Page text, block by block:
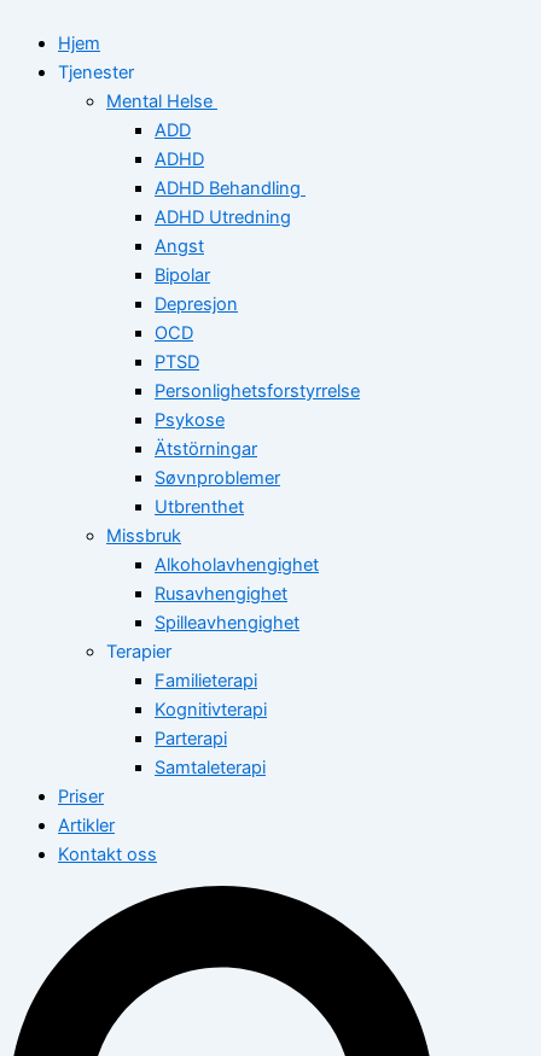
Hjem
Tjenester
Mental Helse
ADD
ADHD
ADHD Behandling
ADHD Utredning
Angst
Bipolar
Depresjon
OCD
PTSD
Personlighetsforstyrrelse
Psykose
Ätstörningar
Søvnproblemer
Utbrenthet
Missbruk
Alkoholavhengighet
Rusavhengighet
Spilleavhengighet
Terapier
Familieterapi
Kognitivterapi
Parterapi
Samtaleterapi
Priser
Artikler
Kontakt oss